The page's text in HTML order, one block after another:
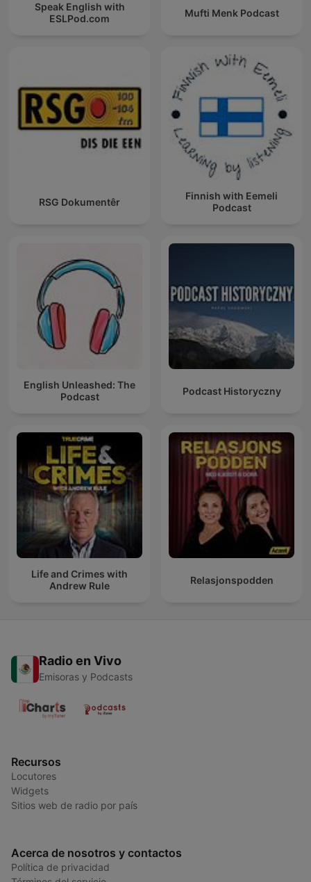
Speak English with
ESLPod.com
Mufti Menk Podcast
RSG Dokumentêr
Finnish with Eemeli
Podcast
English Unleashed: The
Podcast
Podcast Historyczny
Life and Crimes with
Andrew Rule
Relasjonspodden
Radio en Vivo
Emisoras y Podcasts
Recursos
Locutores
Widgets
Sitios web de radio por país
Acerca de nosotros y contactos
Política de privacidad